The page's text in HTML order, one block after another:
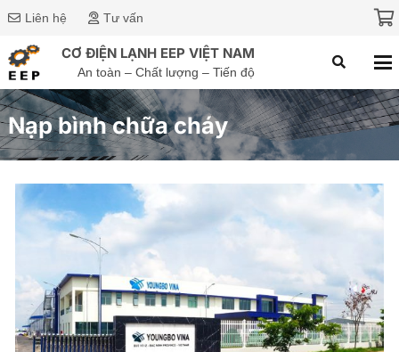
Liên hệ Tư vấn
CƠ ĐIỆN LẠNH EEP VIỆT NAM
An toàn – Chất lượng – Tiến độ
Nạp bình chữa cháy